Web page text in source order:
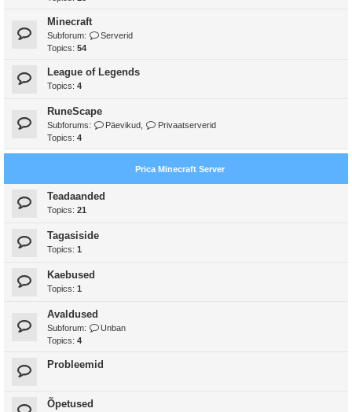
Minecraft
Subforum:
Serverid
Topics: 54
League of Legends
Topics: 4
RuneScape
Subforums: Päevikud
Privaatserverid
Topics: 4
Prica Minecraft Server
Teadaanded
Topics: 21
Tagasiside
Topics: 1
Kaebused
Topics: 1
Avaldused
Subforum:
Unban
Topics: 4
Probleemid
Õpetused